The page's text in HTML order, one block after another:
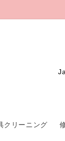
クリーニング
C